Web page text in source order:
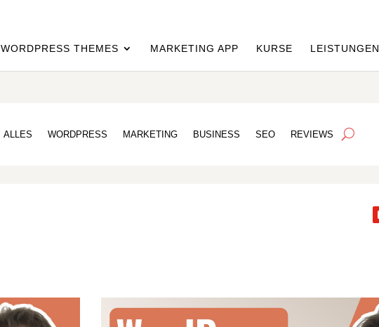
WORDPRESS THEMES MARKETING APP KURSE LEISTUNGEN
ALLES WORDPRESS MARKETING BUSINESS SEO REVIEWS